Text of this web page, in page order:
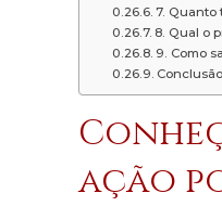
7. Quanto
8. Qual o
9. Como
Conclusão
ação